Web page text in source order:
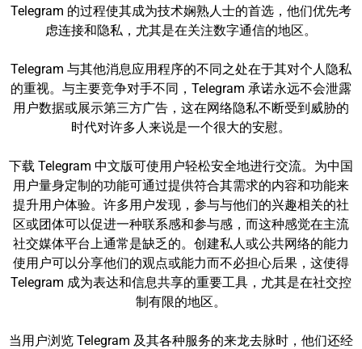
Telegram 的过程使其成为技术娴熟人士的首选，他们优先考
虑连接和隐私，尤其是在关注数字通信的地区。
Telegram 与其他消息应用程序的不同之处在于其对个人隐私
的重视。与主要竞争对手不同，Telegram 承诺永远不会泄露
用户数据或展示第三方广告，这在网络隐私不断受到威胁的
时代对许多人来说是一个很大的安慰。
下载 Telegram 中文版可使用户轻松安全地进行交流。为中国
用户量身定制的功能可通过提供符合其需求的内容和功能来
提升用户体验。许多用户发现，参与与他们的兴趣相关的社
区或团体可以促进一种联系感和参与感，而这种感觉在主流
社交媒体平台上通常是缺乏的。创建私人或公共网络的能力
使用户可以分享他们的观点或能力而不必担心后果，这使得
Telegram 成为表达和信息共享的重要工具，尤其是在社交控
制有限的地区。
当用户浏览 Telegram 及其各种服务的来龙去脉时，他们还经